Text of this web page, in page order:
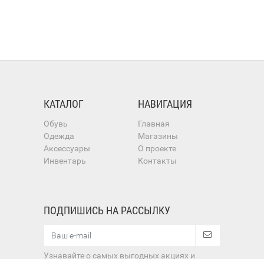
КАТАЛОГ
Обувь
Одежда
Аксессуары
Инвентарь
НАВИГАЦИЯ
Главная
Магазины
О проекте
Контакты
ПОДПИШИСЬ НА РАССЫЛКУ
Узнавайте о самых выгодных акциях и